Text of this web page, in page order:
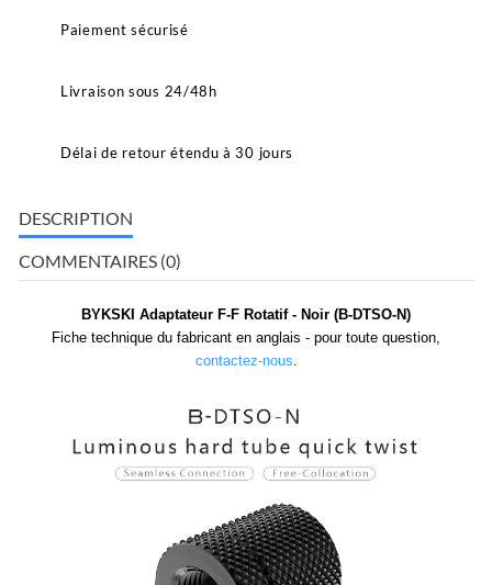
Paiement sécurisé
Livraison sous 24/48h
Délai de retour étendu à 30 jours
DESCRIPTION
COMMENTAIRES (0)
BYKSKI Adaptateur F-F Rotatif - Noir (B-DTSO-N)
Fiche technique du fabricant en anglais - pour toute question,
contactez-nous.